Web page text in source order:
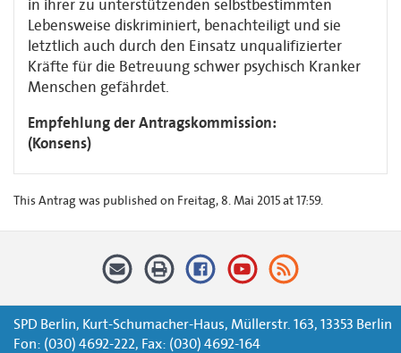
in ihrer zu unterstützenden selbstbestimmten
Lebensweise diskriminiert, benachteiligt und sie
letztlich auch durch den Einsatz unqualifizierter
Kräfte für die Betreuung schwer psychisch Kranker
Menschen gefährdet.
Empfehlung der Antragskommission:
(Konsens)
This Antrag was published on Freitag, 8. Mai 2015 at 17:59.
SPD Berlin, Kurt-Schumacher-Haus, Müllerstr. 163, 13353 Berlin
Fon: (030) 4692-222, Fax: (030) 4692-164